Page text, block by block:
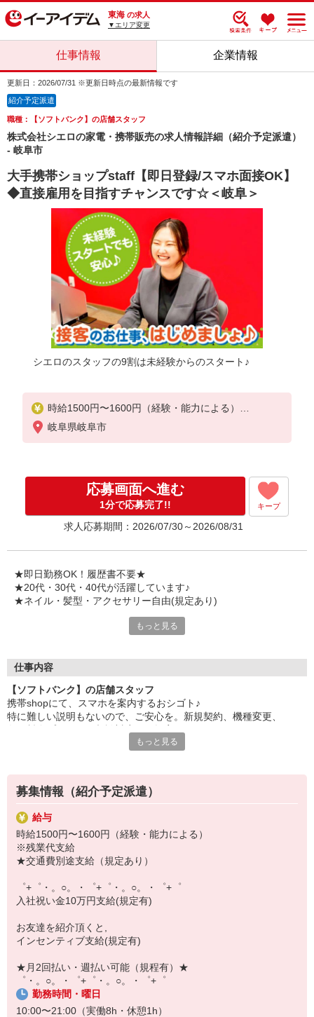
東海 の求人
▼エリア変更
仕事情報 企業情報
更新日：2026/07/31 ※更新日時点の最新情報です
紹介予定派遣
職種：【ソフトバンク】の店舗スタッフ
株式会社シエロの家電・携帯販売の求人情報詳細（紹介予定派遣）
- 岐阜市
大手携帯ショップstaff【即日登録/スマホ面接OK】
◆直接雇用を目指すチャンスです☆＜岐阜＞
シエロのスタッフの9割は未経験からのスタート♪
時給1500円〜1600円（経験・能力による）
※残業代支給
★交通費別途支給（規定あり）
入社祝い金10万円支給(規定有)
お友達を紹介頂くと,
インセンティブ支給(規定有)
゜・。○。・゜+゜・。○。・゜+゜
岐阜県岐阜市
応募画面へ進む
1分で応募完了!! キープ
求人応募期間：2026/07/30～2026/08/31
★即日勤務OK！履歴書不要★
★20代・30代・40代が活躍しています♪
★ネイル・髪型・アクセサリー自由(規定あり)
各キャリアの新機種が特別価格で購入OK！！
特別割引価格でご利用可能☆
お得に過ごしたいあなたの味方です♪
【選べるお仕事いろいろ】
事務、経理、データ入力、コールセンター、受付
▼工場・製造・軽作業系
機械/食品製造・梱包・仕分け・加工・組立・検査
▼美容系
眉毛サロンのアイブロウ・ネイリスト・エステ
▼営業・販売
法人営業・アパレル販売・個別指導塾・人材紹介
▼人気案件も多数♪
短期・期間限定・オープニング・官公庁案件
上場/優良/大手企業など
【スマホ面接実施中】
￣￣￣￣￣￣￣￣￣
自宅に居ながらスマホでカンタン面接OK！
オンライン面談なのでスピード対応。
即日登録もOK♪
気になった方はお気軽にご相談ください！
もっと見る
仕事内容
【ソフトバンク】の店舗スタッフ
携帯shopにて、スマホを案内するおシゴト♪
特に難しい説明もないので、ご安心を。新規契約、機種変更、
満足度◎
■携帯やインターネット販売業務
docomo(ドコモ)/au(エーユー)・KDDI/softbank(ソフトバンク)など
の大手キャリアから
ワイモバイル(Y!mobille)、楽天モバイル、UQなど格安スマホまで幅
広く紹介可能♪
もっと見る
募集情報（紹介予定派遣）
給与
時給1500円〜1600円（経験・能力による）
※残業代支給
★交通費別途支給（規定あり）
゜+゜・。○。・゜+゜・。○。・゜+゜
入社祝い金10万円支給(規定有)
お友達を紹介頂くと,
インセンティブ支給(規定有)
★月2回払い・週払い可能（規程有）★
゜・。○。・゜+゜・。○。・゜+゜
勤務時間・曜日
10:00〜21:00（実働8h・休憩1h）